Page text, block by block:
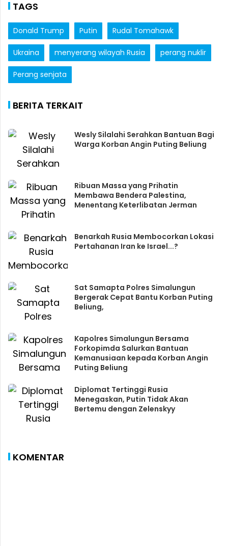
TAGS
Donald Trump Putin Rudal Tomahawk
Ukraina menyerang wilayah Rusia perang nuklir
Perang senjata
BERITA TERKAIT
Wesly Silalahi Serahkan Bantuan Bagi
Warga Korban Angin Puting Beliung
Ribuan Massa yang Prihatin
Membawa Bendera Palestina,
Menentang Keterlibatan Jerman
Benarkah Rusia Membocorkan Lokasi
Pertahanan Iran ke Israel...?
Sat Samapta Polres Simalungun
Bergerak Cepat Bantu Korban Puting
Beliung,
Kapolres Simalungun Bersama
Forkopimda Salurkan Bantuan
Kemanusiaan kepada Korban Angin
Puting Beliung
Diplomat Tertinggi Rusia
Menegaskan, Putin Tidak Akan
Bertemu dengan Zelenskyy
KOMENTAR